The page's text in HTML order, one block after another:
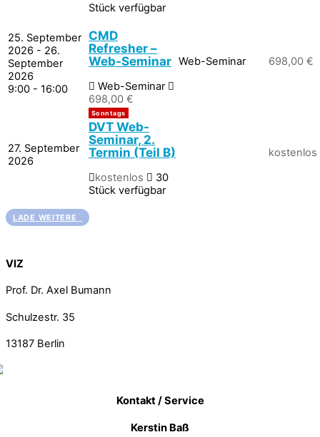
Stück verfügbar
25. September
2026 - 26.
September
2026
9:00 - 16:00
CMD
Refresher –
Web-Seminar
Web-Seminar
698,00 €
Web-Seminar 698,00 €
27. September
2026
DVT Web-
Seminar, 2.
Termin (Teil B)
kostenlos
30
Stück verfügbar
kostenlos
LADE WEITERE
VIZ
Prof. Dr. Axel Bumann
Schulzestr. 35
13187 Berlin
Kontakt / Service
Kerstin Baß